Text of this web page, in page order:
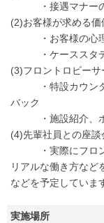
・接遇マナー
(2)お客様が求める価
・お客様の心
・ケーススタディ
(3)フロントロビーサ
・特設カウンタ
バック
・施設紹介、ホ
(4)先輩社員との座談
・実際にフロン
リアルな働き方など
などを予定していま
実施場所